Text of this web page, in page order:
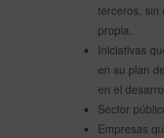
terceros, sin
propia.
Iniciativas
en su plan
en el
Sector
Empresas